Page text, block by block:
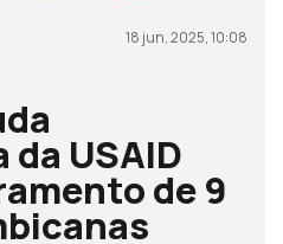
18 jun, 2025, 10:08
USAID
de 9